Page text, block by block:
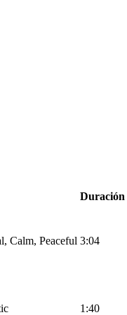
Duración
Calm, Peaceful 3:04
1:40